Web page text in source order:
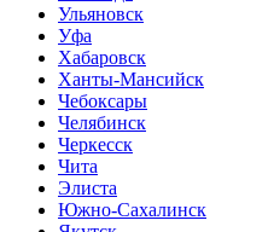
Ульяновск
Уфа
Хабаровск
Ханты-Мансийск
Чебоксары
Челябинск
Черкесск
Чита
Элиста
Южно-Сахалинск